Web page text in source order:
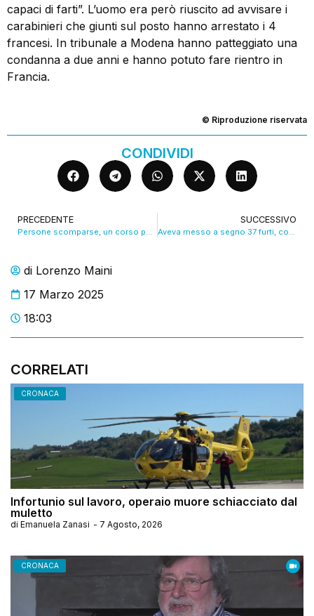
di Lorenzo Maini
17 Marzo 2025
18:03
CORRELATI
CRONACA
Infortunio sul lavoro, operaio muore schiacciato dal
muletto
di Emanuela Zanasi - 7 Agosto, 2026
CRONACA
capaci di farti”. L’uomo era però riuscito ad avvisare i
carabinieri che giunti sul posto hanno arrestato i 4
francesi. In tribunale a Modena hanno patteggiato una
condanna a due anni e hanno potuto fare rientro in
Francia.
© Riproduzione riservata
CONDIVIDI
PRECEDENTE
Persone scomparse, un corso per la polizia locale. VIDEO
SUCCESSIVO
Aveva messo a segno 37 furti, condannato a 5 anni